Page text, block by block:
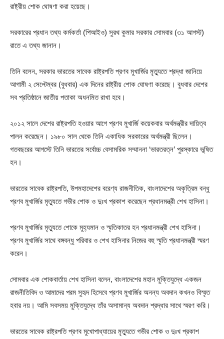
রাষ্ট্রীয় শোক ঘোষণা করা হয়েছে।
সরকারের প্রধান তথ্য কর্মকর্তা (পিআইও) সুরথ কুমার সরকার সোমবার (৩১ আগস্ট)
রাতে এ তথ্য জানান।
তিনি বলেন, সরকার ভারতের সাবেক রাষ্ট্রপতি প্রণব মুখার্জির মৃত্যুতে শ্রদ্ধা জানিয়ে
আগামী ২ সেপ্টেম্বর (বুধবার) এক দিনের রাষ্ট্রীয় শোক ঘোষণা করেছে। বুধবার দেশের
সব প্রতিষ্ঠানে জাতীয় পতাকা অধনমিত রাখা হবে।
২০১২ সালে দেশের রাষ্ট্রপতি হওয়ার আগে প্রণব মুখার্জি কয়েকবার অর্থমন্ত্রীর দায়িত্ব
পালন করেছেন। ১৯৮০ সাল থেকে তিনি একাধিক সরকারের অর্থমন্ত্রী ছিলেন।
গতবছরের আগস্টে তিনি ভারতের সর্বোচ্চ বেসামরিক সম্মাননা ‘ভারতরত্ন’ পুরস্কারে ভূষিত
হন।
ভারতের সাবেক রাষ্ট্রপতি, উপমহাদেশের বরেণ্য রাজনীতিক, বাংলাদেশের অকৃত্রিম বন্ধু
প্রণব মুখার্জির মৃত্যুতে গভীর শোক ও দুঃখ প্রকাশ করেছেন প্রধানমন্ত্রী শেখ হাসিনা।
প্রণব মুখার্জির মৃত্যুতে শোকে মুহ্যমান ও স্মৃতিকাতর হন প্রধানমন্ত্রী শেখ হাসিনা।
প্রণব মুখার্জির সাথে বঙ্গবন্ধু পরিবার ও শেখ হাসিনার নিজের বহু স্মৃতি প্রধানমন্ত্রী স্মরণ
করেন।
সোমবার এক শোকবার্তায় শেখ হাসিনা বলেন, বাংলাদেশের মহান মুক্তিযুদ্ধে একজন
রাজনীতিবিদ ও আমাদের পরম সুহৃদ হিসেবে প্রণব মুখার্জির অনন্য অবদান কখনও বিস্মৃত
হবার নয়। আমি সবসময় মুক্তিযুদ্ধে তাঁর অসামান্য অবদান শ্রদ্ধার সাথে স্মরণ করি।
ভারতের সাবেক রাষ্ট্রপতি প্রণব মুখোপাধ্যায়ের মৃত্যুতে গভীর শোক ও দুঃখ প্রকাশ